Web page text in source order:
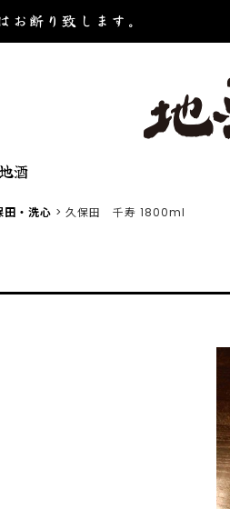
お断り致します。
酒
田・洗心 > 久保田 千寿 1800ml